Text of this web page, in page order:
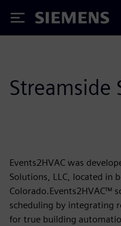
Siemens
Streamside
Events2HVAC was
Solutions, LLC, located in
Colorado.Events2HVAC™
scheduling by integrating
for true building